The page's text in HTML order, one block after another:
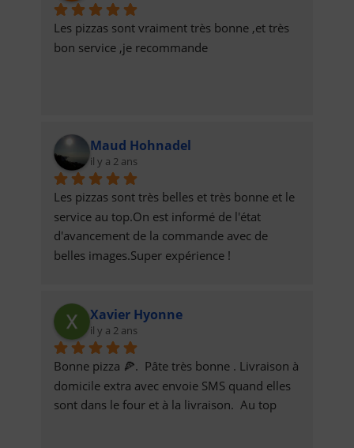
Les pizzas sont vraiment très bonne ,et très
bon service ,je recommande
Maud Hohnadel
il y a 2 ans
Les pizzas sont très belles et très bonne et le
service au top.On est informé de l'état
d'avancement de la commande avec de
belles images.Super expérience !
Xavier Hyonne
il y a 2 ans
Bonne pizza 🍕.  Pâte très bonne . Livraison à
domicile extra avec envoie SMS quand elles
sont dans le four et à la livraison.  Au top